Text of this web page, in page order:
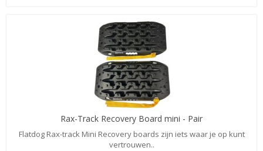
Rax-Track Recovery Board mini - Pair
Flatdog Rax-track Mini Recovery boards zijn iets waar je op kunt
vertrouwen..